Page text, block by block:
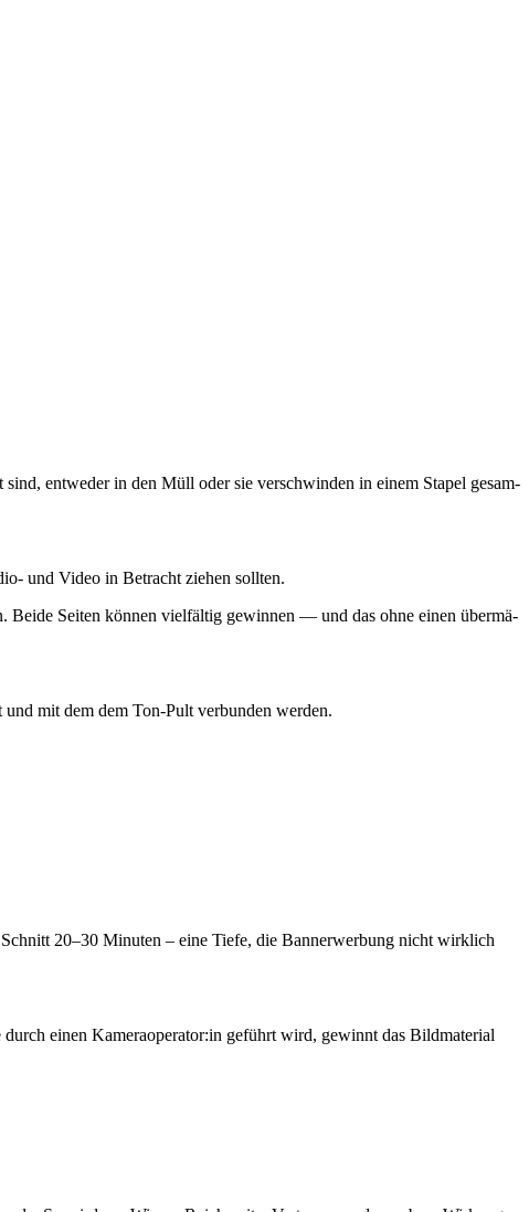
ent­we­der in den Müll oder sie ver­schwin­den in einem Sta­pel gesam­
und Video in Betracht zie­hen sollten.
Bei­de Sei­ten kön­nen viel­fäl­tig gewin­nen — und das ohne einen über­mä­
mit dem dem Ton-Pult ver­bun­den werden.
20–30 Minu­ten – eine Tie­fe, die Ban­ner­wer­bung nicht wirk­lich
einen Kameraoperator:in geführt wird, gewinnt das Bild­ma­te­ri­al